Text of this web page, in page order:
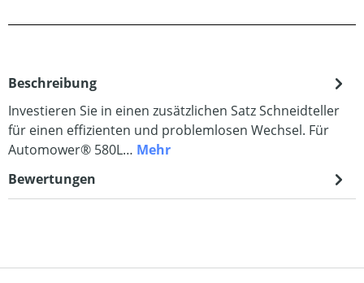
Beschreibung
Investieren Sie in einen zusätzlichen Satz Schneidteller
für einen effizienten und problemlosen Wechsel. Für
Automower® 580L… Mehr
Bewertungen